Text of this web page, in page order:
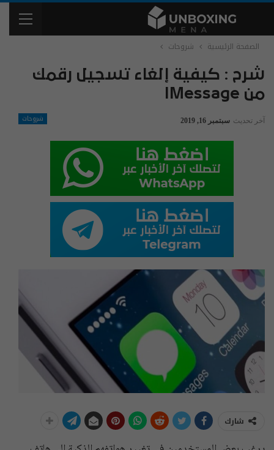
الصفحة الرئيسية شروحات
شرح : كيفية إلغاء تسجيل رقمك
من IMessage
شروحات آخر تحديث سبتمبر 16, 2019
شارك